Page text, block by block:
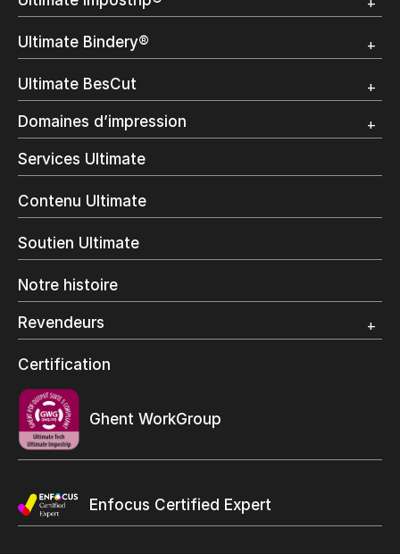
Démo
Ultimate Bindery®
Démo
Témoignages clients
Ultimate BesCut
Apercu
Démo
Domaines d’impression
Publipostage et Transactionnel
Impression Commerciale
Livres à la demande
Impression jet d’encre
Impression d’étiquettes
Emballage numérique
Grand Format
Services Ultimate
Contenu Ultimate
Soutien Ultimate
Notre histoire
Revendeurs
Trouvez un revendeur
Certification
Ghent WorkGroup
Enfocus Certified Expert